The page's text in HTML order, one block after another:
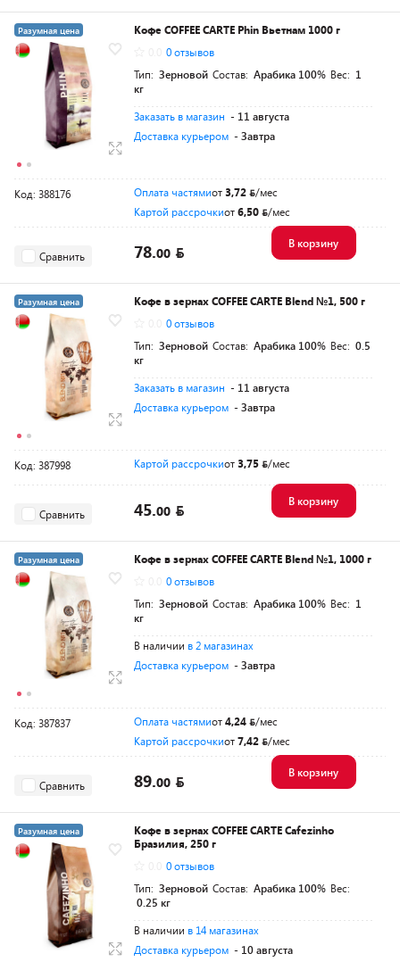
Разумная цена
Кофе COFFEE CARTE Phin Вьетнам 1000 г
0 отзывов
Тип: Зерновой Состав: Арабика 100% Вес: 1
кг
Заказать в магазин - 11 августа
Доставка курьером - Завтра
Код: 388176 Оплата частямиот3,72
/мес
Картой рассрочкиот6,50 /мес
Сравнить 78.00
В корзину
Разумная цена
Кофе в зернах COFFEE CARTE Blend №1, 500 г
0 отзывов
Тип: Зерновой Состав: Арабика 100% Вес: 0.5
кг
Заказать в магазин - 11 августа
Доставка курьером - Завтра
Код: 387998 Картой рассрочкиот3,75 /мес
Сравнить 45.00
В корзину
Разумная цена
Кофе в зернах COFFEE CARTE Blend №1, 1000 г
0 отзывов
Тип: Зерновой Состав: Арабика 100% Вес: 1
кг
В наличии в 2 магазинах
Доставка курьером - Завтра
Код: 387837 Оплата частямиот4,24
/мес
Картой рассрочкиот7,42 /мес
Сравнить 89.00
В корзину
Разумная цена
Кофе в зернах COFFEE CARTE Cafezinho
Бразилия, 250 г
0 отзывов
Тип: Зерновой Состав: Арабика 100% Вес:
0.25 кг
В наличии в 14 магазинах
Доставка курьером - 10 августа